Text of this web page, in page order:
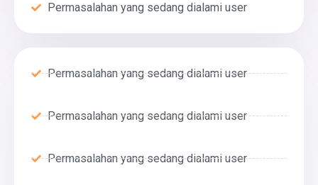
Permasalahan yang sedang dialami user
Permasalahan yang sedang dialami user
Permasalahan yang sedang dialami user
Permasalahan yang sedang dialami user